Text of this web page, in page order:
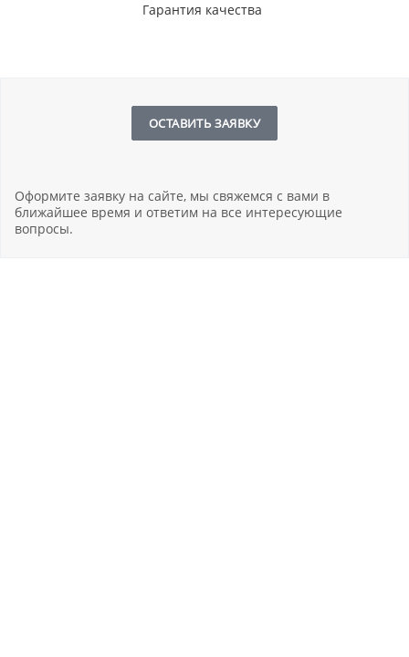
Гарантия качества
ОСТАВИТЬ ЗАЯВКУ
Оформите заявку на сайте, мы свяжемся с вами в
ближайшее время и ответим на все интересующие
вопросы.